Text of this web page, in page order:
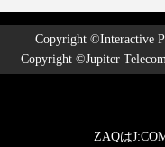
Copyright ©Interactive
Copyright ©Jupiter
ZAQは